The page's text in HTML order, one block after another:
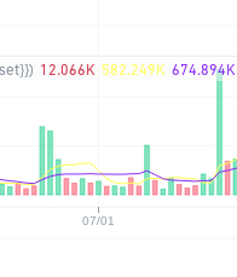
12.066K 582.249K 674.894K